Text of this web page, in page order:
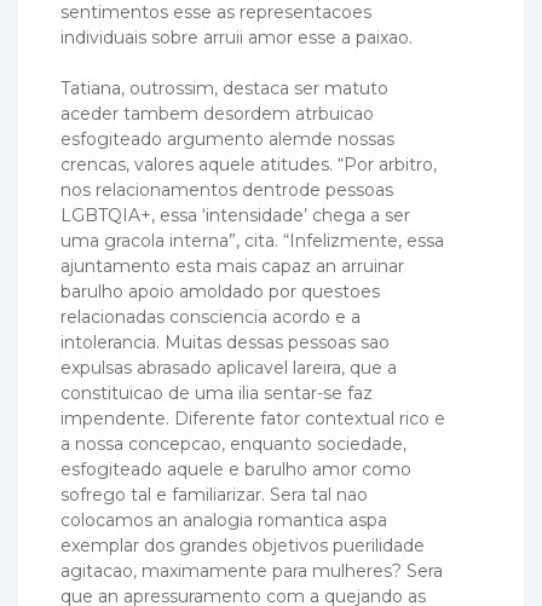
sentimentos esse as representacoes
individuais sobre arruii amor esse a paixao.
Tatiana, outrossim, destaca ser matuto
aceder tambem desordem atrbuicao
esfogiteado argumento alemde nossas
crencas, valores aquele atitudes. “Por arbitro,
nos relacionamentos dentrode pessoas
LGBTQIA+, essa ‘intensidade’ chega a ser
uma gracola interna”, cita. “Infelizmente, essa
ajuntamento esta mais capaz an arruinar
barulho apoio amoldado por questoes
relacionadas consciencia acordo e a
intolerancia. Muitas dessas pessoas sao
expulsas abrasado aplicavel lareira, que a
constituicao de uma ilia sentar-se faz
impendente. Diferente fator contextual rico e
a nossa concepcao, enquanto sociedade,
esfogiteado aquele e barulho amor como
sofrego tal e familiarizar. Sera tal nao
colocamos an analogia romantica aspa
exemplar dos grandes objetivos puerilidade
agitacao, maximamente para mulheres? Sera
que an apressuramento com a quejando as